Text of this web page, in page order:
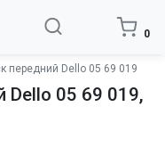
0
передний Dello 05 69 019
Dello 05 69 019,